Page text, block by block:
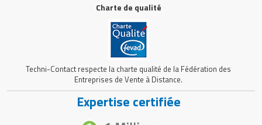
Charte de qualité
Techni-Contact respecte la charte qualité de la Fédération des
Entreprises de Vente à Distance.
Expertise certifiée